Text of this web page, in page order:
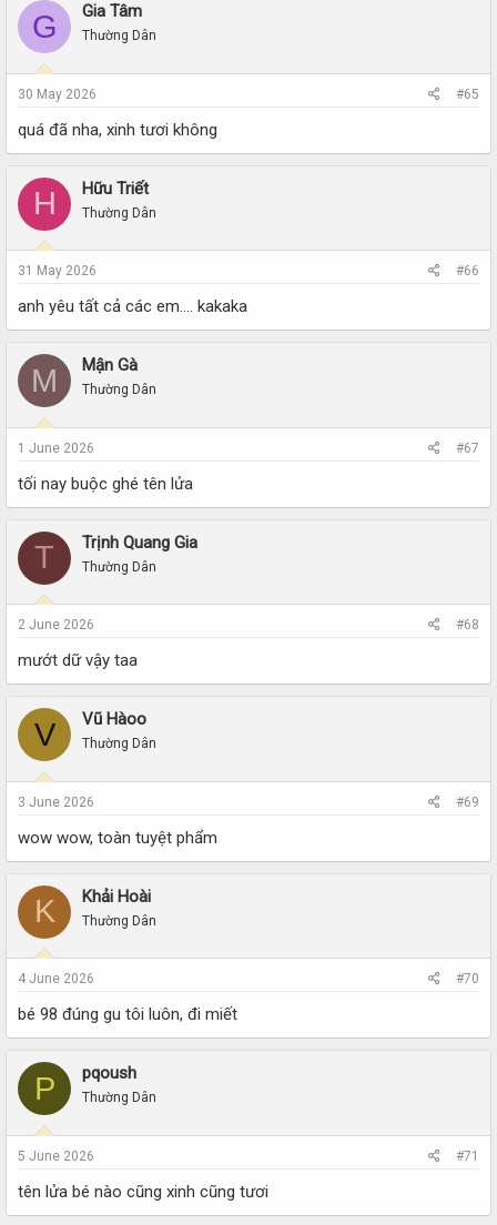
G Gia Tâm
Thường Dân
30 May 2026 #65
quá đã nha, xinh tươi không
H Hữu Triết
Thường Dân
31 May 2026 #66
anh yêu tất cả các em.... kakaka
M Mận Gà
Thường Dân
1 June 2026 #67
tối nay buộc ghé tên lửa
T Trịnh Quang Gia
Thường Dân
2 June 2026 #68
mướt dữ vậy taa
V Vũ Hàoo
Thường Dân
3 June 2026 #69
wow wow, toàn tuyệt phẩm
K Khải Hoài
Thường Dân
4 June 2026 #70
bé 98 đúng gu tôi luôn, đi miết
P pqoush
Thường Dân
5 June 2026 #71
tên lửa bé nào cũng xinh cũng tươi